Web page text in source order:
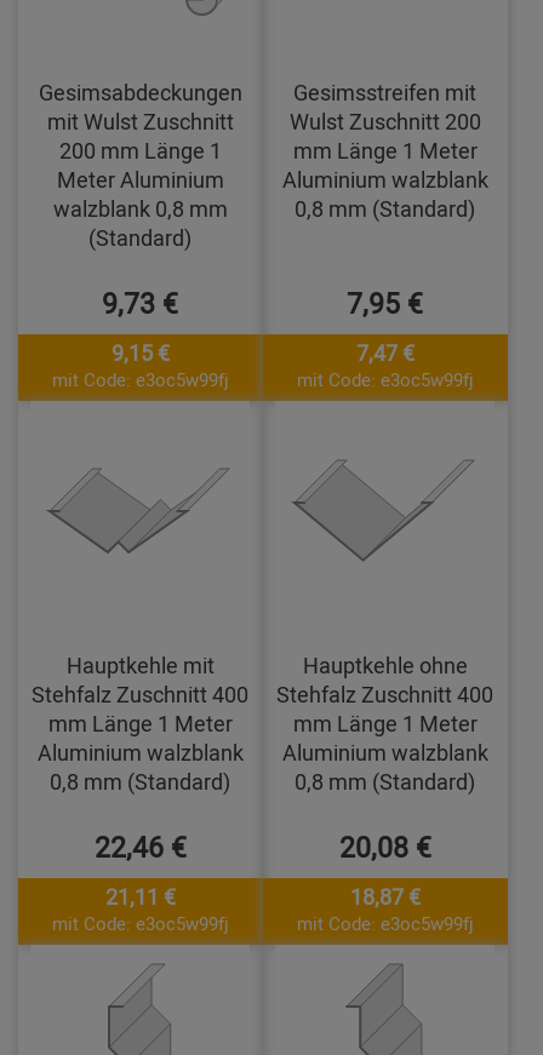
Gesimsabdeckungen
mit Wulst Zuschnitt
200 mm Länge 1
Meter Aluminium
walzblank 0,8 mm
(Standard)
9,73 €
9,15 €
mit Code: e3oc5w99fj
Gesimsstreifen mit
Wulst Zuschnitt 200
mm Länge 1 Meter
Aluminium walzblank
0,8 mm (Standard)
7,95 €
7,47 €
mit Code: e3oc5w99fj
Hauptkehle mit
Stehfalz Zuschnitt 400
mm Länge 1 Meter
Aluminium walzblank
0,8 mm (Standard)
22,46 €
21,11 €
mit Code: e3oc5w99fj
Hauptkehle ohne
Stehfalz Zuschnitt 400
mm Länge 1 Meter
Aluminium walzblank
0,8 mm (Standard)
20,08 €
18,87 €
mit Code: e3oc5w99fj